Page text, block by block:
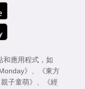
和應用程式，如
》
《東方
子童萌》
《經